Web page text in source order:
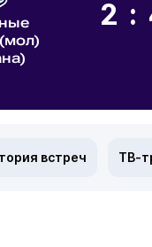
встреч ТВ-